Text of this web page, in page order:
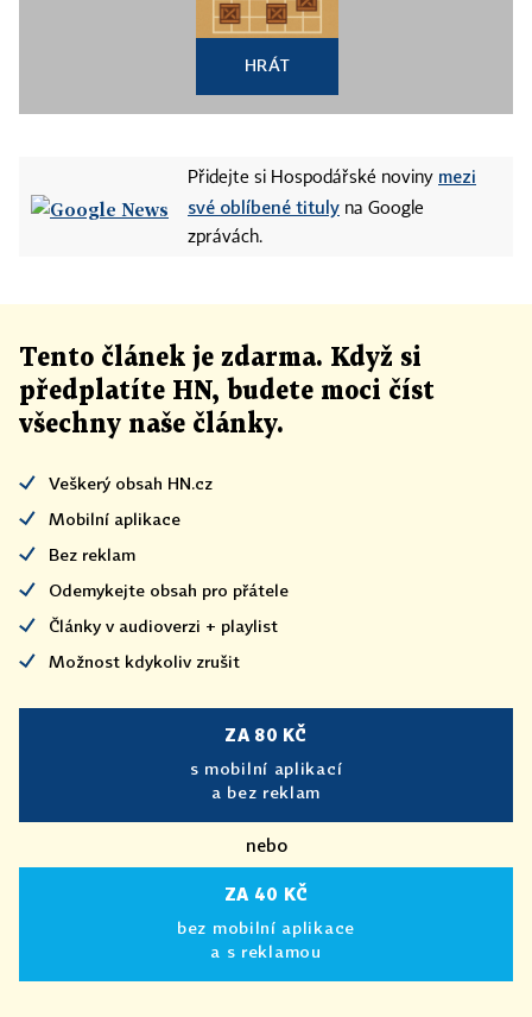
HRÁT
Přidejte si Hospodářské noviny mezi
své oblíbené tituly na Google
zprávách.
Tento článek je zdarma. Když si
předplatíte HN, budete moci číst
všechny naše články.
Veškerý obsah HN.cz
Mobilní aplikace
Bez reklam
Odemykejte obsah pro přátele
Články v audioverzi + playlist
Možnost kdykoliv zrušit
ZA 80 KČ
s mobilní aplikací
a bez reklam
nebo
ZA 40 KČ
bez mobilní aplikace
a s reklamou